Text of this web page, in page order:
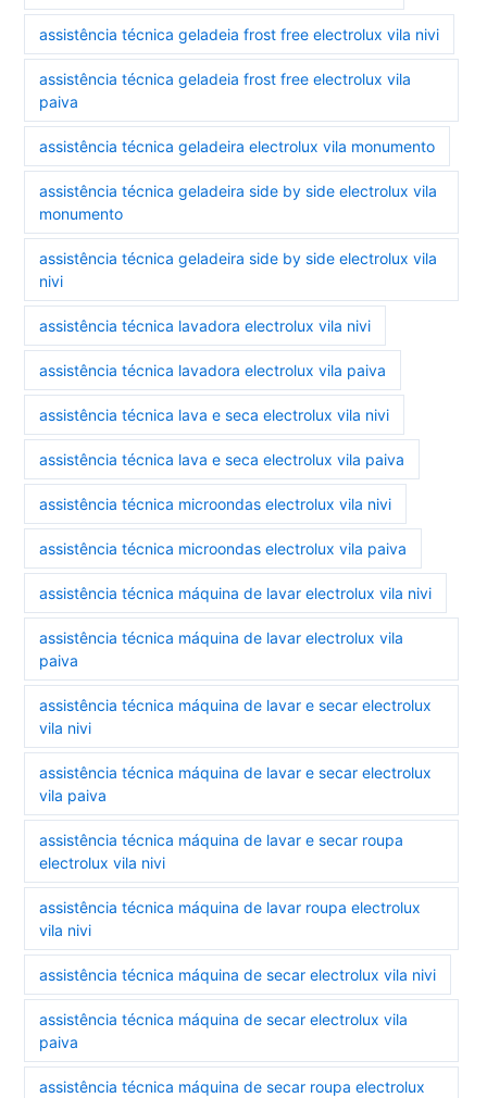
assistência técnica geladeia frost free electrolux vila nivi
assistência técnica geladeia frost free electrolux vila
paiva
assistência técnica geladeira electrolux vila monumento
assistência técnica geladeira side by side electrolux vila
monumento
assistência técnica geladeira side by side electrolux vila
nivi
assistência técnica lavadora electrolux vila nivi
assistência técnica lavadora electrolux vila paiva
assistência técnica lava e seca electrolux vila nivi
assistência técnica lava e seca electrolux vila paiva
assistência técnica microondas electrolux vila nivi
assistência técnica microondas electrolux vila paiva
assistência técnica máquina de lavar electrolux vila nivi
assistência técnica máquina de lavar electrolux vila
paiva
assistência técnica máquina de lavar e secar electrolux
vila nivi
assistência técnica máquina de lavar e secar electrolux
vila paiva
assistência técnica máquina de lavar e secar roupa
electrolux vila nivi
assistência técnica máquina de lavar roupa electrolux
vila nivi
assistência técnica máquina de secar electrolux vila nivi
assistência técnica máquina de secar electrolux vila
paiva
assistência técnica máquina de secar roupa electrolux